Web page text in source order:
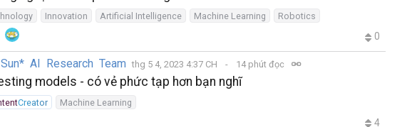
Innovation Artificial Intelligence Machine Learning Robotics
0
Sun* AI Research Team thg 5 4, 2023 4:37 CH 14 phút đọc
models - có vẻ phức tạp hơn bạn nghĩ
Machine Learning
4